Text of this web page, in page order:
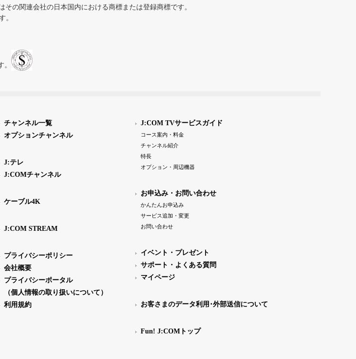
の関連会社の日本国内における商標または登録商標です。
。
チャンネル一覧
オプションチャンネル
J:テレ
J:COMチャンネル
ケーブル4K
J:COM STREAM
プライバシーポリシー
会社概要
プライバシーポータル
（個人情報の取り扱いについて）
利用規約
J:COM TVサービスガイド
コース案内・料金
チャンネル紹介
特長
オプション・周辺機器
お申込み・お問い合わせ
かんたんお申込み
サービス追加・変更
お問い合わせ
イベント・プレゼント
サポート・よくある質問
マイページ
お客さまのデータ利用･外部送信について
Fun! J:COMトップ